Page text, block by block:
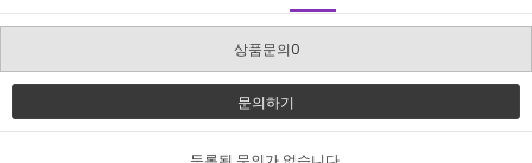
상품문의0
문의하기